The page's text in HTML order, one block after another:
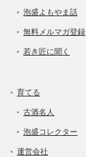
泡盛よもやま話
無料メルマガ登録
若き匠に聞く
育てる
古酒名人
泡盛コレクター
運営会社